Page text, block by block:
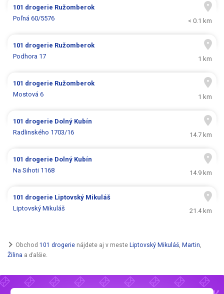
101 drogerie Ružomberok
Poľná 60/5576
< 0.1 km
101 drogerie Ružomberok
Podhora 17
1 km
101 drogerie Ružomberok
Mostová 6
1 km
101 drogerie Dolný Kubín
Radlinského 1703/16
14.7 km
101 drogerie Dolný Kubín
Na Sihoti 1168
14.9 km
101 drogerie Liptovský Mikuláš
Liptovský Mikuláš
21.4 km
Obchod 101 drogerie nájdete aj v meste Liptovský Mikuláš Martin
Žilina a ďalšie.